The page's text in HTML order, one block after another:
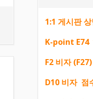
1:1 게시판
K-point
F2 비자
D10 비자 점